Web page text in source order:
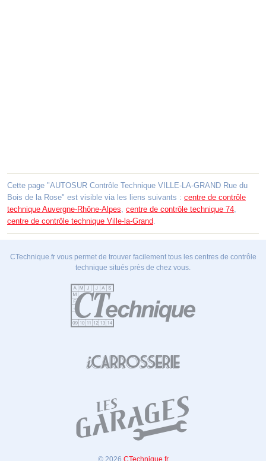
Cette page "AUTOSUR Contrôle Technique VILLE-LA-GRAND Rue du
Bois de la Rose" est visible via les liens suivants : centre de contrôle
technique Auvergne-Rhône-Alpes, centre de contrôle technique 74,
centre de contrôle technique Ville-la-Grand.
CTechnique.fr vous permet de trouver facilement tous les centres de contrôle
technique situés près de chez vous.